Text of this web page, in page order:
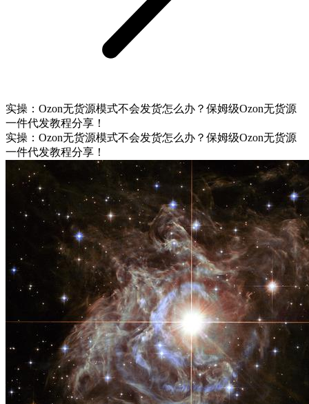
实操：Ozon无货源模式不会发货怎么办？保姆级Ozon无货源
一件代发教程分享！
实操：Ozon无货源模式不会发货怎么办？保姆级Ozon无货源
一件代发教程分享！